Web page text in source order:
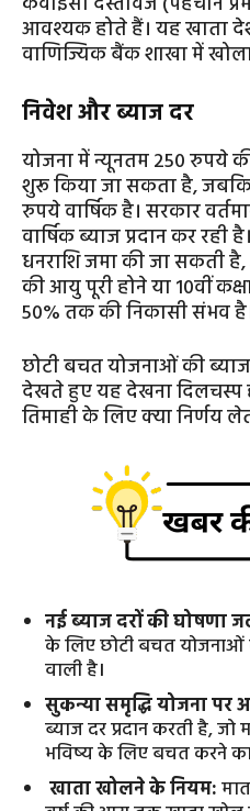
आवश्यक होते हैं। यह खाता
वाणिज्यिक बैंक शाखा में
निवेश और ब्याज दर
योजना में न्यूनतम 250 रुपये
शुरू किया जा सकता है,
रुपये वार्षिक है। सरकार
वार्षिक ब्याज प्रदान कर रही
धनराशि जमा की जा सकती
की आयु पूरी होने या 10वीं
50% तक की निकासी संभव
छोटी बचत योजनाओं की
देखते हुए यह देखना दिलचस्प
तिमाही के लिए क्या निर्णय
नई ब्याज दरों की घोषणा
के लिए छोटी बचत योजनाओं
वाली है।
सुकन्या समृद्धि योजना पर
ब्याज दर प्रदान करती है, जो
भविष्य के लिए बचत करने
खाता खोलने के नियम: